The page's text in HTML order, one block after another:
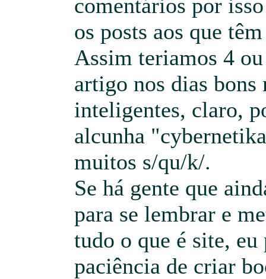
comentários por
os posts aos que
Assim teriamos 4
artigo nos dias
inteligentes, claro,
alcunha
muitos s/qu/k/.
Se há gente que
para se lembrar e
tudo o que é site,
paciência de criar